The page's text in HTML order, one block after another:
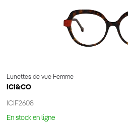
Lunettes de vue Femme
ICI&CO
ICIF2608
En stock en ligne